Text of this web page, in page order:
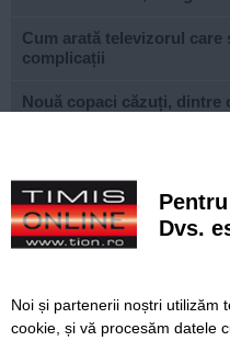
Cum arată televizorul care
complicații
Nouă copaci căzuți, dintre
Internațională de
Documentarul săptămânii:
din spatele comerțului
național la Gala Elevului
Dvs.
Noi și partenerii noștri utilizăm
cookie, și vă procesăm datele